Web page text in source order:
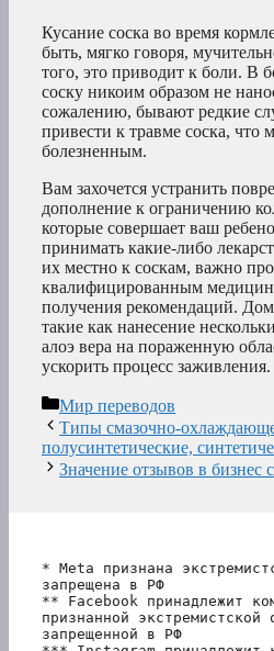
Кусание соска во время
быть, мягко говоря,
того, это приводит к боли. В
соску никоим образом не
сожалению, бывают редкие
привести к травме соска, что
болезненным.
Вам захочется устранить
дополнение к ограничению
которые совершает ваш
принимать какие-либо
их местно к соскам, важно
квалифицированным
получения рекомендаций.
такие как нанесение
алоэ вера на пораженную
ускорить процесс заживления.
Рубрики
Мир переводов
Типы смазочно-
полусинтетические,
Значение отзывов в бизнес
* Meta признана
запрещена в РФ
** Facebook принадлежит
признанной экстремистской
запрещенной в РФ